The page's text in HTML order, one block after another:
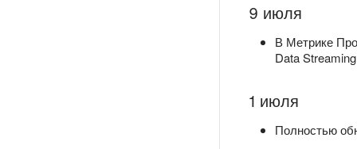
9 июля
В Метрике
Data
1 июля
Полностью